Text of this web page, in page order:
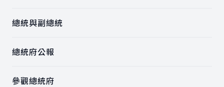
總統與副總統
總統府公報
參觀總統府